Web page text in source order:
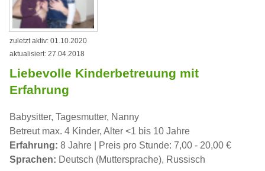
zuletzt aktiv: 01.10.2020
aktualisiert: 27.04.2018
Liebevolle Kinderbetreuung mit
Erfahrung
Babysitter, Tagesmutter, Nanny
Betreut max. 4 Kinder, Alter <1 bis 10 Jahre
Erfahrung: 8 Jahre | Preis pro Stunde: 7,00 - 20,00 €
Sprachen: Deutsch (Muttersprache), Russisch